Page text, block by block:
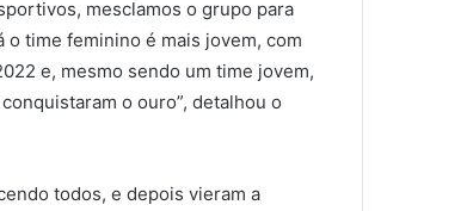
mesclamos o grupo para
time feminino é mais jovem, com
e, mesmo sendo um time jovem,
o ouro”, detalhou o
todos, e depois vieram a